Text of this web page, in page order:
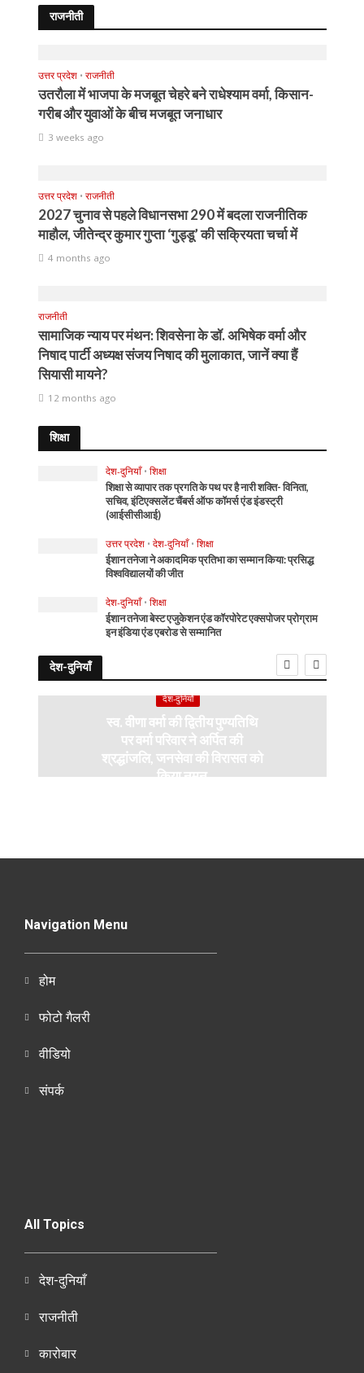
राजनीती
उत्तर प्रदेश • राजनीती
उतरौला में भाजपा के मजबूत चेहरे बने राधेश्याम वर्मा, किसान-
गरीब और युवाओं के बीच मजबूत जनाधार
3 weeks ago
उत्तर प्रदेश • राजनीती
2027 चुनाव से पहले विधानसभा 290 में बदला राजनीतिक
माहौल, जीतेन्द्र कुमार गुप्ता ‘गुड्डू’ की सक्रियता चर्चा में
4 months ago
राजनीती
सामाजिक न्याय पर मंथन: शिवसेना के डॉ. अभिषेक वर्मा और
निषाद पार्टी अध्यक्ष संजय निषाद की मुलाकात, जानें क्या हैं
सियासी मायने?
12 months ago
शिक्षा
देश-दुनियाँ • शिक्षा
शिक्षा से व्यापार तक प्रगति के पथ पर है नारी शक्ति- विनिता,
सचिव, इंटिएक्सलेंट चैंबर्स ऑफ कॉमर्स एंड इंडस्ट्री
(आईसीसीआई)
उत्तर प्रदेश • देश-दुनियाँ • शिक्षा
ईशान तनेजा ने अकादमिक प्रतिभा का सम्मान किया: प्रसिद्ध
विश्वविद्यालयों की जीत
देश-दुनियाँ • शिक्षा
ईशान तनेजा बेस्ट एजुकेशन एंड कॉरपोरेट एक्सपोजर प्रोग्राम
इन इंडिया एंड एबरोड से सम्मानित
देश-दुनियाँ
देश-दुनियाँ
स्व. वीणा वर्मा की द्वितीय पुण्यतिथि
पर वर्मा परिवार ने अर्पित की
श्रद्धांजलि, जनसेवा की विरासत को
किया नमन
Navigation Menu
होम
फोटो गैलरी
वीडियो
संपर्क
All Topics
देश-दुनियाँ
राजनीती
कारोबार